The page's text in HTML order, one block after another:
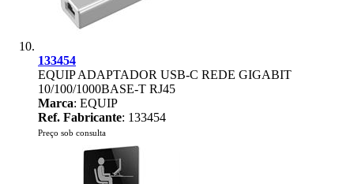
133454
EQUIP ADAPTADOR USB-C REDE GIGABIT
10/100/1000BASE-T RJ45
Marca: EQUIP
Ref. Fabricante: 133454
Preço sob consulta